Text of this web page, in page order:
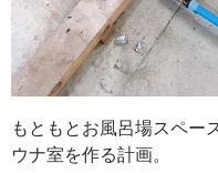
もともとお風呂場スペー
ウナ室を作る計画。